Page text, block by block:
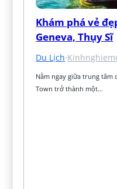
Khám phá vẻ
Geneva, Thụy Sĩ
Du Lịch·
Nằm ngay giữa trung tâm
Town trở thành một…